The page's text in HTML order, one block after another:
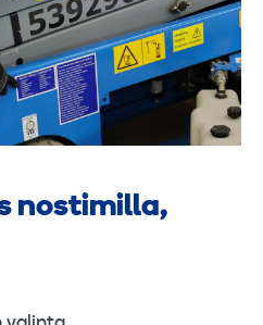
nostimilla,